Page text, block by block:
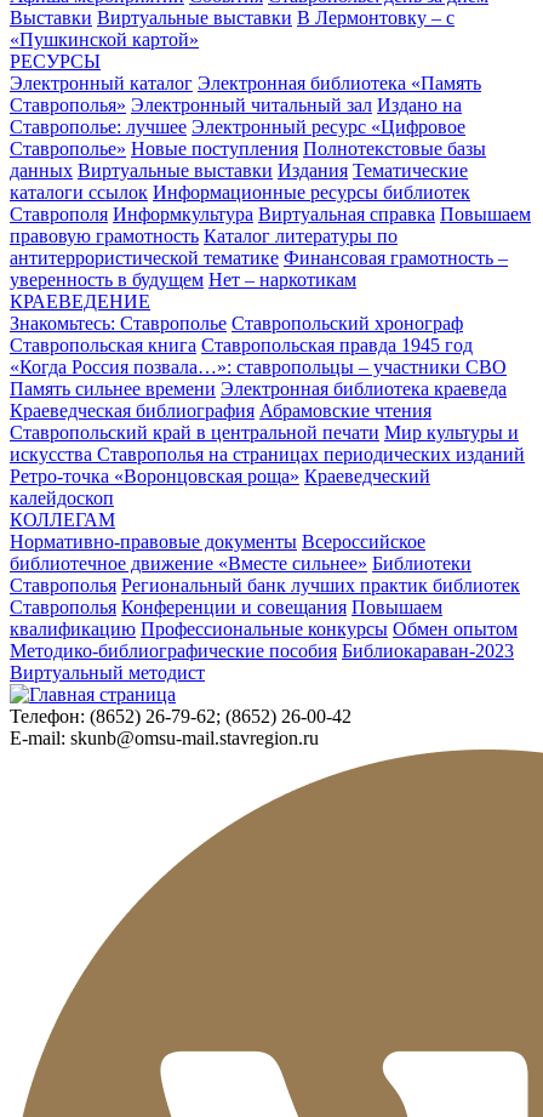
Выставки Виртуальные выставки В Лермонтовку – с
«Пушкинской картой»
РЕСУРСЫ
Электронный каталог Электронная библиотека «Память
Ставрополья» Электронный читальный зал Издано на
Ставрополье: лучшее Электронный ресурс «Цифровое
Ставрополье» Новые поступления Полнотекстовые базы
данных Виртуальные выставки Издания Тематические
каталоги ссылок Информационные ресурсы библиотек
Ставрополя Информкультура Виртуальная справка Повышаем
правовую грамотность Каталог литературы по
антитеррористической тематике Финансовая грамотность –
уверенность в будущем Нет – наркотикам
КРАЕВЕДЕНИЕ
Знакомьтесь: Ставрополье Ставропольский хронограф
Ставропольская книга Ставропольская правда 1945 год
«Когда Россия позвала…»: ставропольцы – участники СВО
Память сильнее времени Электронная библиотека краеведа
Краеведческая библиография Абрамовские чтения
Ставропольский край в центральной печати Мир культуры и
искусства Ставрополья на страницах периодических изданий
Ретро-точка «Воронцовская роща» Краеведческий
калейдоскоп
КОЛЛЕГАМ
Нормативно-правовые документы Всероссийское
библиотечное движение «Вместе сильнее» Библиотеки
Ставрополья Региональный банк лучших практик библиотек
Ставрополья Конференции и совещания Повышаем
квалификацию Профессиональные конкурсы Обмен опытом
Методико-библиографические пособия Библиокараван-2023
Виртуальный методист
Телефон: (8652) 26-79-62; (8652) 26-00-42
E-mail: skunb@omsu-mail.stavregion.ru